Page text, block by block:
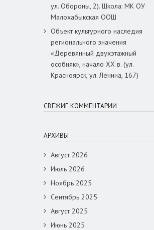
ул. Обороны, 2). Школа: МК ОУ
Малохабыкская ООШ
Объект культурного наследия
регионального значения
«Деревянный двухэтажный
особняк», начало ХХ в. (ул.
Красноярск, ул. Ленина, 167)
СВЕЖИЕ КОММЕНТАРИИ
АРХИВЫ
Август 2026
Июль 2026
Ноябрь 2025
Сентябрь 2025
Август 2025
Июнь 2025